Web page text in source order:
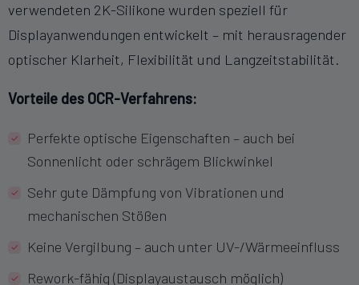
verwendeten 2K-Silikone wurden speziell für
Displayanwendungen entwickelt – mit herausragender
optischer Klarheit, Flexibilität und Langzeitstabilität.
Vorteile des OCR-Verfahrens:
Perfekte optische Eigenschaften – auch bei
Sonnenlicht oder schrägem Blickwinkel
Sehr gute Dämpfung von Vibrationen und
mechanischen Stößen
Keine Vergilbung – auch unter UV-/Wärmeeinfluss
Rework-fähig (Displayaustausch möglich)